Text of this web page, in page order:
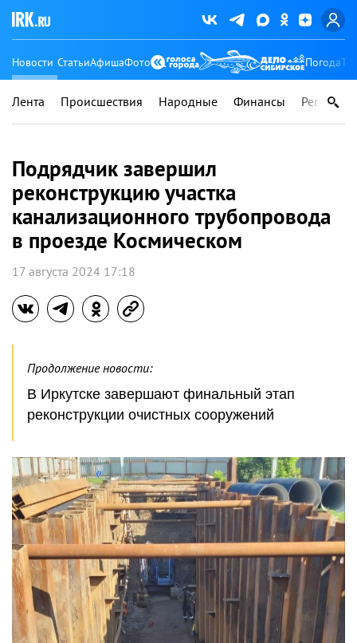
Новости СтатьиАфишаФото Погода
Лента Происшествия Народные Финансы Регионы
Подрядчик завершил
реконструкцию участка
канализационного трубопровода
в проезде Космическом
17 августа 2024 17:18
Продолжение новости:
В Иркутске завершают финальный этап
реконструкции очистных сооружений